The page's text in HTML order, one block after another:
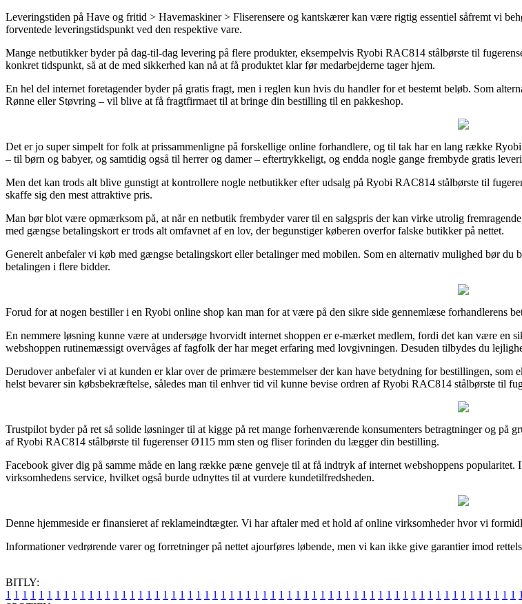
Leveringstiden på Have og fritid > Havemaskiner > Fliserensere og kantskærer kan være rigtig essentiel såfremt vi
forventede leveringstidspunkt ved den respektive vare.
Mange netbutikker byder på dag-til-dag levering på flere produkter, eksempelvis Ryobi RAC814 stålbørste til
konkret tidspunkt, så at de med sikkerhed kan nå at få produktet klar før medarbejderne tager hjem.
En hel del internet foretagender byder på gratis fragt, men i reglen kun hvis du handler for et bestemt beløb. Som
Rønne eller Støvring – vil blive at få fragtfirmaet til at bringe din bestilling til en pakkeshop.
Det er jo super simpelt for folk at prissammenligne på forskellige online forhandlere, og til tak har en lang række
– til børn og babyer, og samtidig også til herrer og damer – eftertrykkeligt, og endda nogle gange frembyde gratis
Men det kan trods alt blive gunstigt at kontrollere nogle netbutikker efter udsalg på Ryobi RAC814 stålbørste til
skaffe sig den mest attraktive pris.
Man bør blot være opmærksom på, at når en netbutik frembyder varer til en salgspris der kan virke utrolig
med gængse betalingskort er trods alt omfavnet af en lov, der begunstiger køberen overfor falske butikker på nettet.
Generelt anbefaler vi køb med gængse betalingskort eller betalinger med mobilen. Som en alternativ mulighed bør
betalingen i flere bidder.
Forud for at nogen bestiller i en Ryobi online shop kan man for at være på den sikre side gennemlæse forhandlerens
En nemmere løsning kunne være at undersøge hvorvidt internet shoppen er e-mærket medlem, fordi det kan være en
webshoppen rutinemæssigt overvåges af fagfolk der har meget erfaring med lovgivningen. Desuden tilbydes du
Derudover anbefaler vi at kunden er klar over de primære bestemmelser der kan have betydning for bestillingen,
helst bevarer sin købsbekræftelse, således man til enhver tid vil kunne bevise ordren af Ryobi RAC814 stålbørste til
Trustpilot byder på ret så solide løsninger til at kigge på ret mange forhenværende konsumenters betragtninger og
af Ryobi RAC814 stålbørste til fugerenser Ø115 mm sten og fliser forinden du lægger din bestilling.
Facebook giver dig på samme måde en lang række pæne genveje til at få indtryk af internet webshoppens
virksomhedens service, hvilket også burde udnyttes til at vurdere kundetilfredsheden.
Denne hjemmeside er finansieret af reklameindtægter. Vi har aftaler med et hold af online virksomheder hvor vi
Informationer vedrørende varer og forretninger på nettet ajourføres løbende, men vi kan ikke give garantier imod
BITLY:
1 1 1 1 1 1 1 1 1 1 1 1 1 1 1 1 1 1 1 1 1 1 1 1 1 1 1 1 1 1 1 1 1 1 1 1 1 1 1 1 1 1 1 1 1 1 1 1 1 1 1 1 1 1 1 1 1 1 1 1 1 1 1